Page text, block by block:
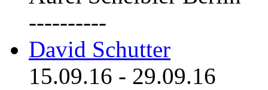
----------
David Schutter
15.09.16 - 29.09.16